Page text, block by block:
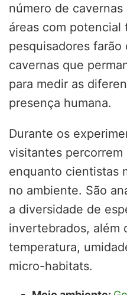
número de
áreas com potencial
pesquisadores farão
cavernas que
para medir as
presença humana.
Durante os
visitantes
enquanto cientistas
no ambiente. São
a diversidade de
invertebrados, além
temperatura,
micro-habitats.